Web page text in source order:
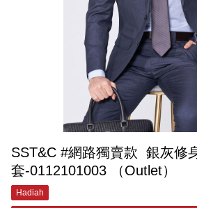
SST&C #網路獨賣款 銀灰修
套-0112101003 （Outlet）
Hadiah